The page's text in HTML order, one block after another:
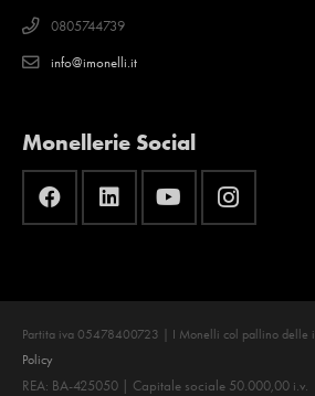
0805744739
info@imonelli.it
Monellerie Social
Partita iva 05478400723 | I Monelli col pallino delle
Policy
REA: BA-425050 | Capitale sociale 50.000,00 i.v.